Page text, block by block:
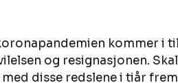
kommer i
og resignasjonen.
disse redslene i tiår